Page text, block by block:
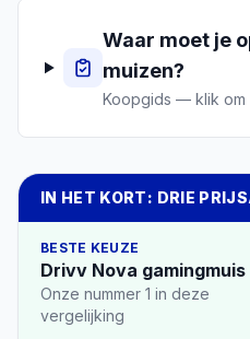
Waar moet je
muizen?
Koopgids — klik om
IN HET KORT: DRIE
BESTE KEUZE
Drivv Nova gamingmuis
Onze nummer 1 in deze
vergelijking